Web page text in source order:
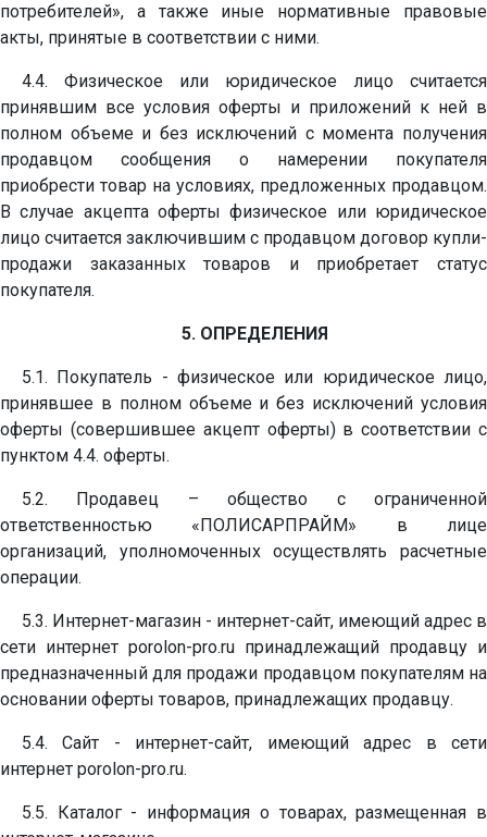
потребителей», а также иные нормативные правовые
акты, принятые в соответствии с ними.
4.4. Физическое или юридическое лицо считается
принявшим все условия оферты и приложений к ней в
полном объеме и без исключений с момента получения
продавцом сообщения о намерении покупателя
приобрести товар на условиях, предложенных продавцом.
В случае акцепта оферты физическое или юридическое
лицо считается заключившим с продавцом договор купли-
продажи заказанных товаров и приобретает статус
покупателя.
5. ОПРЕДЕЛЕНИЯ
5.1. Покупатель - физическое или юридическое лицо,
принявшее в полном объеме и без исключений условия
оферты (совершившее акцепт оферты) в соответствии с
пунктом 4.4. оферты.
5.2. Продавец – общество с ограниченной
ответственностью «ПОЛИСАРПРАЙМ» в лице
организаций, уполномоченных осуществлять расчетные
операции.
5.3. Интернет-магазин - интернет-сайт, имеющий адрес в
сети интернет porolon-pro.ru принадлежащий продавцу и
предназначенный для продажи продавцом покупателям на
основании оферты товаров, принадлежащих продавцу.
5.4. Сайт - интернет-сайт, имеющий адрес в сети
интернет porolon-pro.ru.
5.5. Каталог - информация о товарах, размещенная в